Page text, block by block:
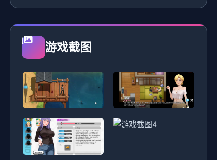
游戏截图